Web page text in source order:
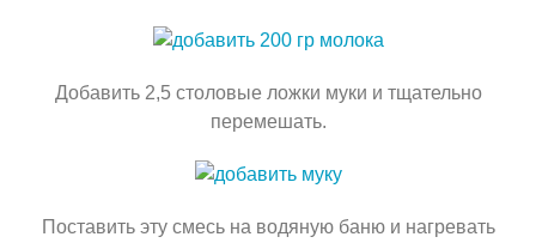
Добавить 2,5 столовые ложки муки и тщательно
перемешать.
Поставить эту смесь на водяную баню и нагревать